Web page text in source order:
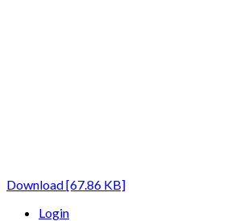
Download [67.86 KB]
Login